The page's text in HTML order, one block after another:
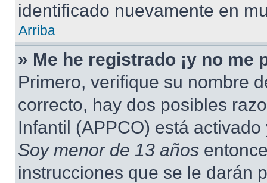
identificado nuevamente en
Arriba
» Me he registrado ¡y no me
Primero, verifique su nombre
correcto, hay dos posibles
Infantil (APPCO) está
Soy menor de 13 años
instrucciones que se le darán